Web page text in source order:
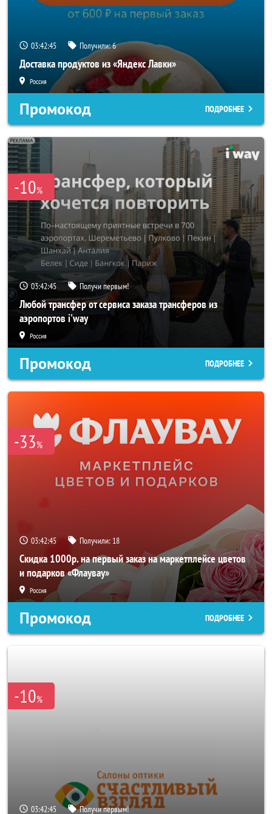
03:42:42 Получили:6
Доставка продуктов из «Яндекс Лавки»
Россия
Промокод ПОДРОБНЕЕ
-10%
03:42:42 Получи первым!
Любой трансфер от сервиса заказа трансферов из
аэропортов i'way
Россия
Промокод ПОДРОБНЕЕ
-33%
03:42:42 Получили: 18
Скидка 1000р. на первый заказ на маркетплейсе цветов
и подарков «Флаувау»
Россия
Промокод ПОДРОБНЕЕ
-10%
03:42:42 Получи первым!